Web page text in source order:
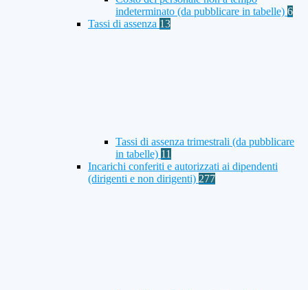
indeterminato (da pubblicare in tabelle) 6
Tassi di assenza 13
Tassi di assenza trimestrali (da pubblicare
in tabelle) 11
Incarichi conferiti e autorizzati ai dipendenti
(dirigenti e non dirigenti) 277